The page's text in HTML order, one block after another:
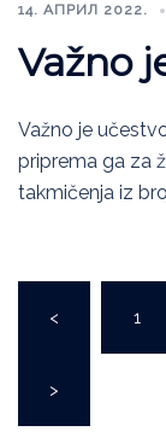
14. АПРИЛ 2022.
Važno
Važno je
priprema ga za
takmičenja iz
< 1
>